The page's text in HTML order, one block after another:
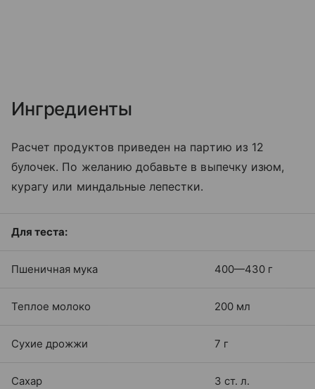
Ингредиенты
Расчет продуктов приведен на партию из 12
булочек. По желанию добавьте в выпечку изюм,
курагу или миндальные лепестки.
Для теста:
Пшеничная мука 400—430 г
Теплое молоко 200 мл
Сухие дрожжи 7 г
Сахар 3 ст. л.